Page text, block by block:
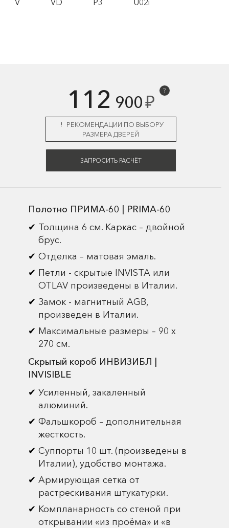
V VD P3 U02i
112 900₽
?
РЕКОМЕНДАЦИИ ПО ВЫБОРУ
РАЗМЕРА ДВЕРЕЙ
ЗАПРОСИТЬ РАСЧЁТ
Полотно ПРИМА-60 | PRIMA-60
Толщина 6 см. Каркас – двойной
брус.
Отделка – матовая эмаль.
Петли - скрытые INVISTA или
OTLAV произведены в Италии.
Замок - магнитный AGB,
произведен в Италии.
Максимальные размеры – 90 х
270 см.
Скрытый короб ИНВИЗИБЛ |
INVISIBLE
Усиленный, закаленный
алюминий.
Фальшкороб – дополнительная
жесткость.
Суппорты 10 шт. (произведены в
Италии), удобство монтажа.
Армирующая сетка от
растрескивания штукатурки.
Компланарность со стеной при
открывании «из проёма» и «в